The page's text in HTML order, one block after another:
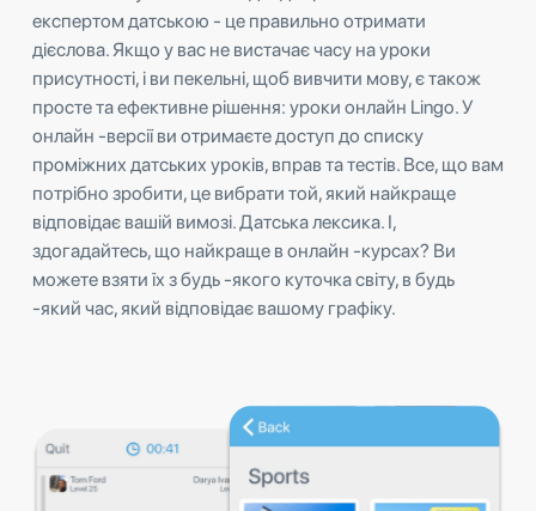
експертом датською - це правильно отримати
дієслова. Якщо у вас не вистачає часу на уроки
присутності, і ви пекельні, щоб вивчити мову, є також
просте та ефективне рішення: уроки онлайн Lingo. У
онлайн -версії ви отримаєте доступ до списку
проміжних датських уроків, вправ та тестів. Все, що вам
потрібно зробити, це вибрати той, який найкраще
відповідає вашій вимозі. Датська лексика. І,
здогадайтесь, що найкраще в онлайн -курсах? Ви
можете взяти їх з будь -якого куточка світу, в будь
-який час, який відповідає вашому графіку.